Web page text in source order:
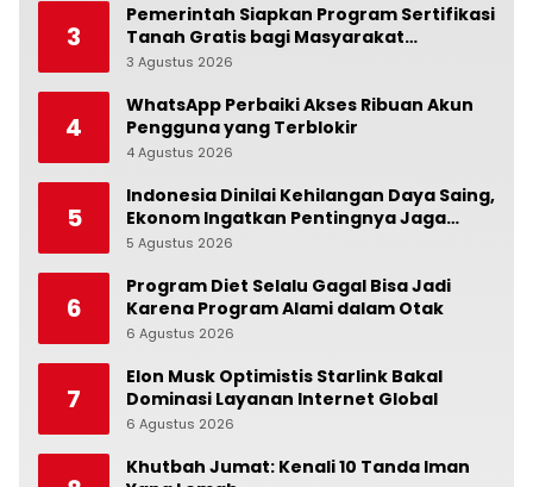
3
Pemerintah Siapkan Program Sertifikasi
Tanah Gratis bagi Masyarakat
Berpenghasilan Rendah
3 Agustus 2026
4
WhatsApp Perbaiki Akses Ribuan Akun
Pengguna yang Terblokir
4 Agustus 2026
5
Indonesia Dinilai Kehilangan Daya Saing,
Ekonom Ingatkan Pentingnya Jaga
Independensi Bank Indonesia
5 Agustus 2026
6
Program Diet Selalu Gagal Bisa Jadi
Karena Program Alami dalam Otak
6 Agustus 2026
7
Elon Musk Optimistis Starlink Bakal
Dominasi Layanan Internet Global
6 Agustus 2026
Khutbah Jumat: Kenali 10 Tanda Iman